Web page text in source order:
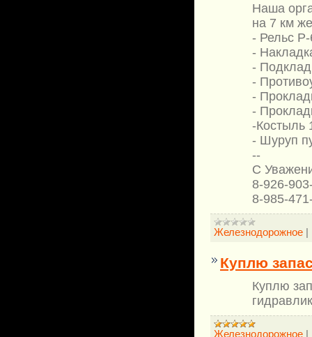
Наша
на 7 км
- Рельс Р-
-
-
-
-
-
-Костыль
- Шуруп
--
С
8-926-
8-985-
Железнодорожное |
Куплю
Куплю
Железнодорожное |